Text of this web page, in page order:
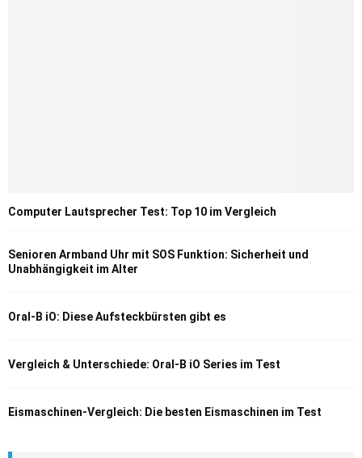
Computer Lautsprecher Test: Top 10 im Vergleich
Senioren Armband Uhr mit SOS Funktion: Sicherheit und
Unabhängigkeit im Alter
Oral-B iO: Diese Aufsteckbürsten gibt es
Vergleich & Unterschiede: Oral-B iO Series im Test
Eismaschinen-Vergleich: Die besten Eismaschinen im Test